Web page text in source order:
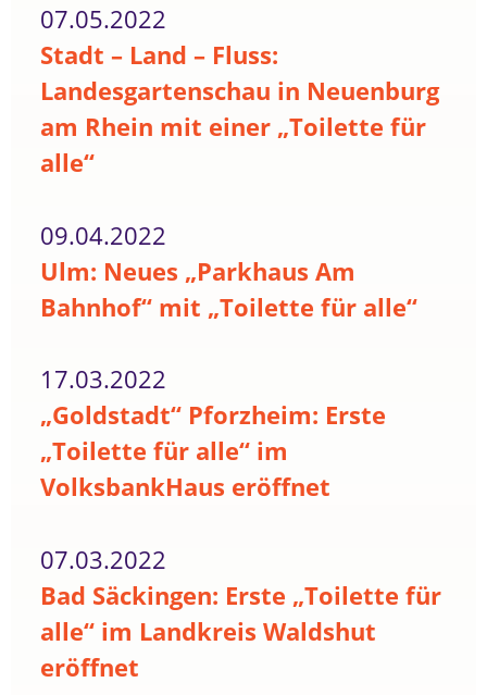
07.05.2022
Stadt – Land – Fluss:
Landesgartenschau in Neuenburg
am Rhein mit einer „Toilette für
alle“
09.04.2022
Ulm: Neues „Parkhaus Am
Bahnhof“ mit „Toilette für alle“
17.03.2022
„Goldstadt“ Pforzheim: Erste
„Toilette für alle“ im
VolksbankHaus eröffnet
07.03.2022
Bad Säckingen: Erste „Toilette für
alle“ im Landkreis Waldshut
eröffnet